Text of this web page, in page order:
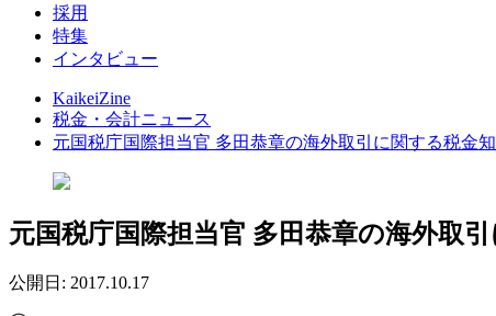
採用
特集
インタビュー
KaikeiZine
税金・会計ニュース
元国税庁国際担当官 多田恭章の海外取引に関する税
元国税庁国際担当官 多田恭章の海外取
公開日: 2017.10.17